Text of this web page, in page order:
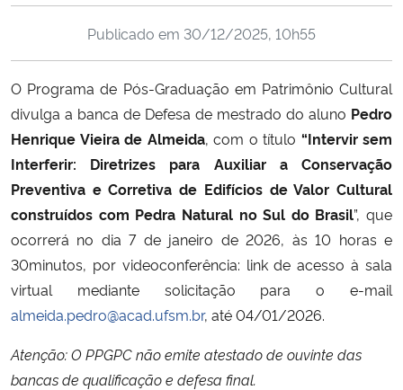
Ministério da Cidadania
Ministério de Minas e Energia
Ministério da Ciência, Tecnologia, Inovações e Comunicações
Ministério do Meio Ambiente
Ministério do Turismo
Ministério do Desenvolvimento Regional
Controladoria-Geral da União
Publicado em 30/12/2025, 10h55
O Programa de Pós-Graduação em Patrimônio Cultural
divulga a banca de Defesa de mestrado do aluno Pedro
Henrique Vieira de Almeida, com o título “Intervir sem
Interferir: Diretrizes para Auxiliar a Conservação
Preventiva e Corretiva de Edifícios de Valor Cultural
construídos com Pedra Natural no Sul do Brasil”, que
ocorrerá no dia 7 de janeiro de 2026, às 10 horas e
30minutos, por videoconferência: link de acesso à sala
virtual mediante solicitação para o e-mail
almeida.pedro@acad.ufsm.br, até 04/01/2026.
Atenção: O PPGPC não emite atestado de ouvinte das
bancas de qualificação e defesa final.